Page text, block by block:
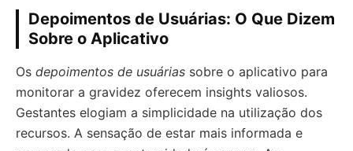
Depoimentos de Usuárias: O Que Dizem
Sobre o Aplicativo
Os depoimentos de usuárias sobre o aplicativo para
monitorar a gravidez oferecem insights valiosos.
Gestantes elogiam a simplicidade na utilização dos
recursos. A sensação de estar mais informada e